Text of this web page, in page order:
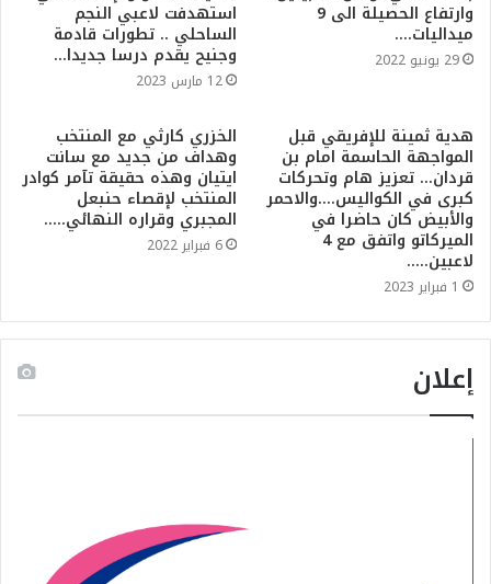
وارتفاع الحصيلة الى 9
ميداليات….
29 يونيو 2022
استهدفت لاعبي النجم
الساحلي .. تطورات قادمة
وجنيح يقدم درسا جديدا…
12 مارس 2023
هدية ثمينة للإفريقي قبل
المواجهة الحاسمة امام بن
قردان… تعزيز هام وتحركات
كبرى في الكواليس….والاحمر
والأبيض كان حاضرا في
الميركاتو واتفق مع 4
لاعبين…..
1 فبراير 2023
الخزري كارثي مع المنتخب
وهداف من جديد مع سانت
ايتيان وهذه حقيقة تآمر كوادر
المنتخب لإقصاء حنبعل
المجبري وقراره النهائي…..
6 فبراير 2022
إعلان